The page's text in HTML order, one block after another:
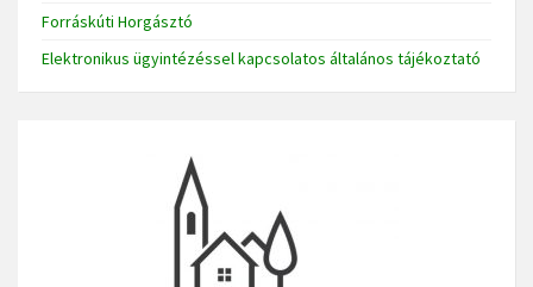
Forráskúti Horgásztó
Elektronikus ügyintézéssel kapcsolatos általános tájékoztató